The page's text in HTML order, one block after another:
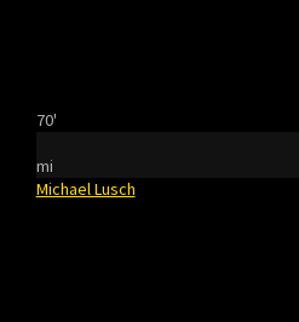
70'
mi
Michael Lusch